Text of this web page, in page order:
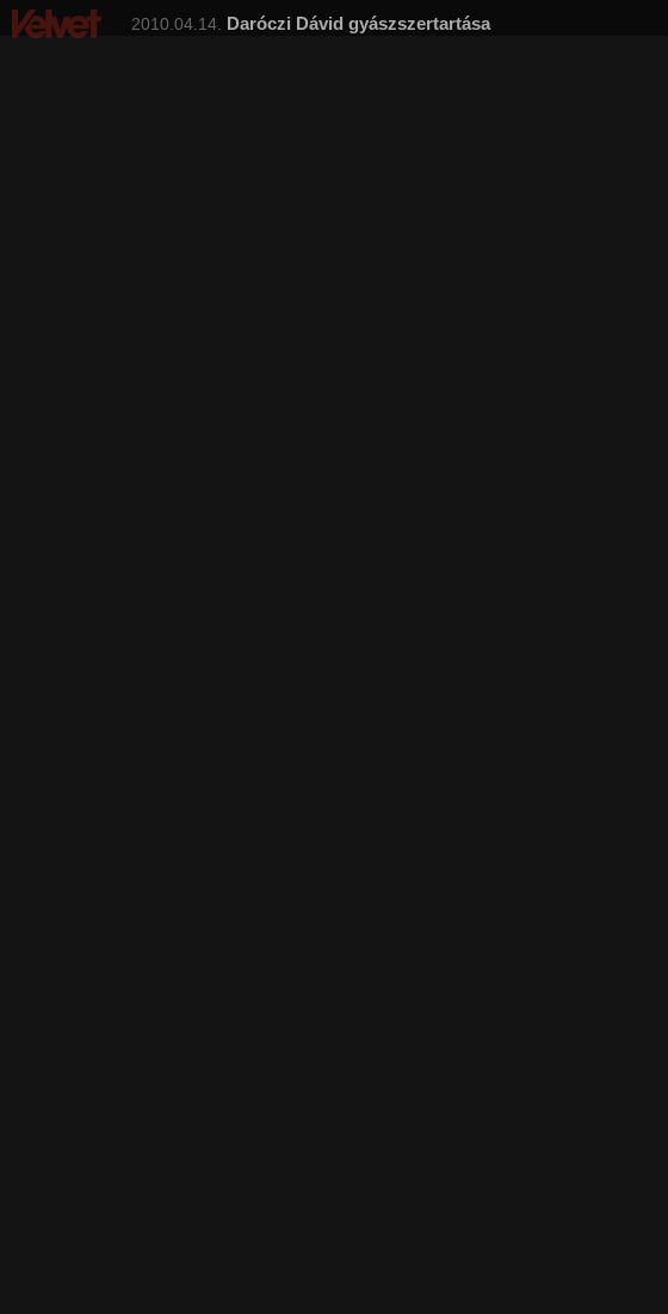
Daróczi Dávid gyászszertartása
2010.04.14.